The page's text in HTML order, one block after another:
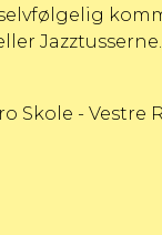
Jazztusserne.
Skole - Vestre